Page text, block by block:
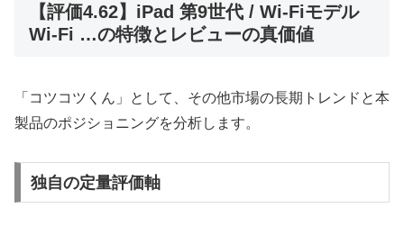
【評価4.62】iPad 第9世代 / Wi-Fiモデル
Wi-Fi …の特徴とレビューの真価値
「コツコツくん」として、その他市場の長期トレンドと本
製品のポジショニングを分析します。
独自の定量評価軸